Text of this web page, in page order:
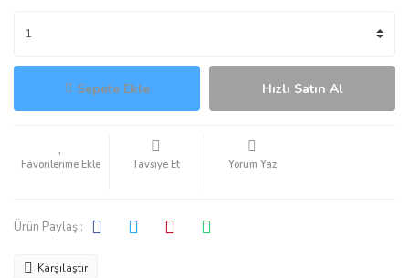
Sepete Ekle Hızlı Satın Al
Tavsiye Et Yorum Yaz
Ürün Paylaş :
Karşılaştır